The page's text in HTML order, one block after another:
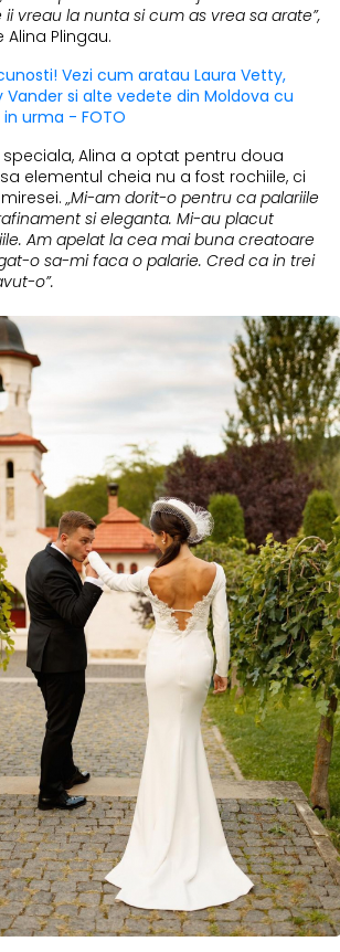
vreau la nunta si cum as vrea sa arate”,
Plingau.
Vezi cum aratau Laura Vetty,
Vander si alte vedete din Moldova cu
urma - FOTO
Alina a optat pentru doua
elementul cheia nu a fost rochiile, ci
„Mi-am dorit-o pentru ca palariile
si eleganta. Mi-au placut
Am apelat la cea mai buna creatoare
o sa-mi faca o palarie. Cred ca in trei
o”.